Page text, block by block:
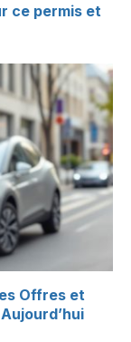
ce permis et
Offres et